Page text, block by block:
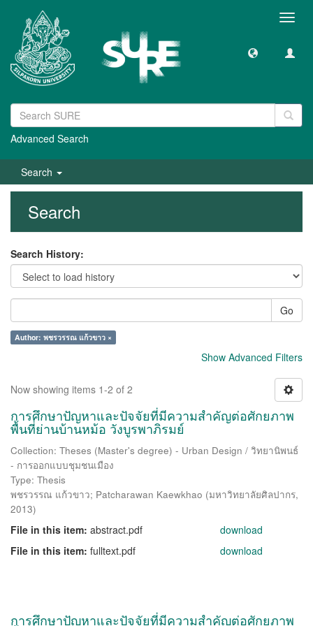
Advanced Search
Search
Search
Search History:
Go
Author: พชรวรรณ แก้วขาว ×
Show Advanced Filters
Now showing items 1-2 of 2
การศึกษาปัญหาและปัจจัยที่มีความสำคัญต่อศักยภาพ
พื้นที่ย่านบ้านหม้อ วังบูรพาภิรมย์
Collection: Theses (Master's degree) - Urban Design / วิทยานิพนธ์
- การออกแบบชุมชนเมือง
Type: Thesis
พชรวรรณ แก้วขาว; Patcharawan Kaewkhao (มหาวิทยาลัยศิลปากร,
2013)
File in this item: abstract.pdf
download
File in this item: fulltext.pdf download
การศึกษาปัญหาและปัจจัยที่มีความสำคัญต่อศักยภาพ